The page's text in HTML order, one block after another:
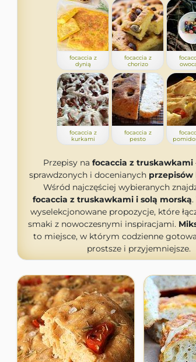
focaccia z
dynią
focaccia z
chorizo
focaccia z
kurkami
focaccia z
pesto
Przepisy na focaccia z truskawkami
sprawdzonych i docenianych
Wśród najczęściej wybieranych
focaccia z truskawkami i solą morską.
wyselekcjonowane propozycje, które
smaki z nowoczesnymi inspiracjami.
to miejsce, w którym codzienne
prostsze i przyjemniejsze.